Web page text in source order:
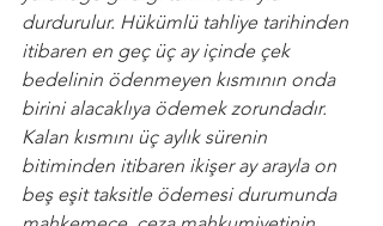
durdurulur. Hükümlü tahliye tarihinden
itibaren en geç üç ay içinde çek
bedelinin ödenmeyen kısmının onda
birini alacaklıya ödemek zorundadır.
Kalan kısmını üç aylık sürenin
bitiminden itibaren ikişer ay arayla on
beş eşit taksitle ödemesi durumunda